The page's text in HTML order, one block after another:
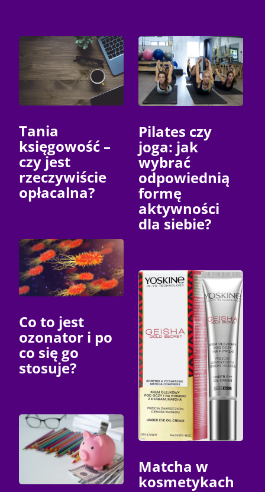
Tania
księgowość –
czy jest
rzeczywiście
opłacalna?
Co to jest
ozonator i po
co się go
stosuje?
Pilates czy
joga: jak
wybrać
odpowiednią
formę
aktywności
dla siebie?
Matcha w
kosmetykach